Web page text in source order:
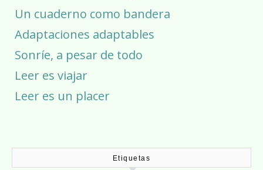
Un cuaderno como bandera
Adaptaciones adaptables
Sonríe, a pesar de todo
Leer es viajar
Leer es un placer
Etiquetas